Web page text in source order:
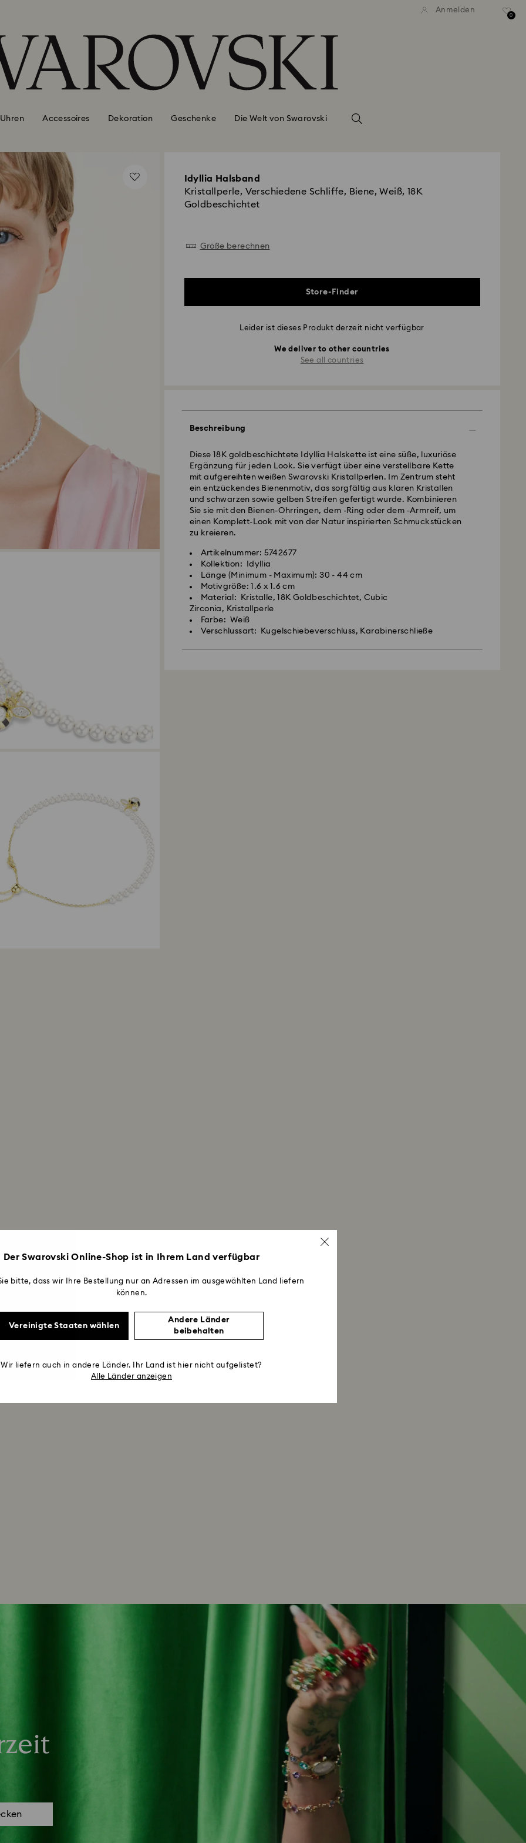
Anmelden
0
Uhren Accessoires Dekoration Geschenke Die Welt von Swarovski
Idyllia Halsband
Kristallperle, Verschiedene Schliffe, Biene, Weiß, 18K
Goldbeschichtet
Größe berechnen
Store-Finder
Leider ist dieses Produkt derzeit nicht verfügbar
We deliver to other countries
See all countries
Beschreibung
Diese 18K goldbeschichtete Idyllia Halskette ist eine süße, luxuriöse
Ergänzung für jeden Look. Sie verfügt über eine verstellbare Kette
mit aufgereihten weißen Swarovski Kristallperlen. Im Zentrum steht
ein entzückendes Bienenmotiv, das sorgfältig aus klaren Kristallen
und schwarzen sowie gelben Streifen gefertigt wurde. Kombinieren
Sie sie mit den Bienen-Ohrringen, dem -Ring oder dem -Armreif, um
einen Komplett-Look mit von der Natur inspirierten Schmuckstücken
zu kreieren.
Artikelnummer: 5742677
Kollektion: Idyllia
Länge (Minimum - Maximum): 30 - 44 cm
Motivgröße: 1.6 x 1.6 cm
Material: Kristalle, 18K Goldbeschichtet, Cubic
Zirconia, Kristallperle
Farbe: Weiß
Verschlussart: Kugelschiebeverschluss, Karabinerschließe
Der Swarovski Online-Shop ist in Ihrem Land verfügbar
bitte, dass wir Ihre Bestellung nur an Adressen im ausgewählten Land liefern
können.
Vereinigte Staaten wählen
Andere Länder
beibehalten
Wir liefern auch in andere Länder. Ihr Land ist hier nicht aufgelistet?
Alle Länder anzeigen